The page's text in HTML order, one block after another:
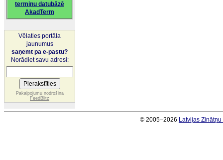
terminu datubāzē
AkadTerm
Vēlaties portāla
jaunumus
saņemt pa e-pastu?
Norādiet savu adresi:
Pakalpojumu nodrošina
FeedBlitz
© 2005–2026 Latvijas